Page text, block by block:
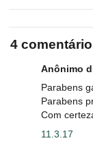
4
Anônimo
Parabens
Parabens
Com
11.3.17